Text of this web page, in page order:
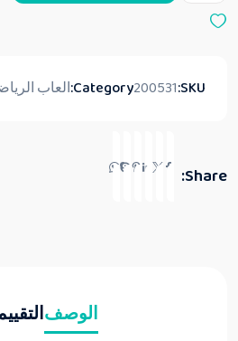
SKU:
200531
Category: العاب
Share:
الوصف